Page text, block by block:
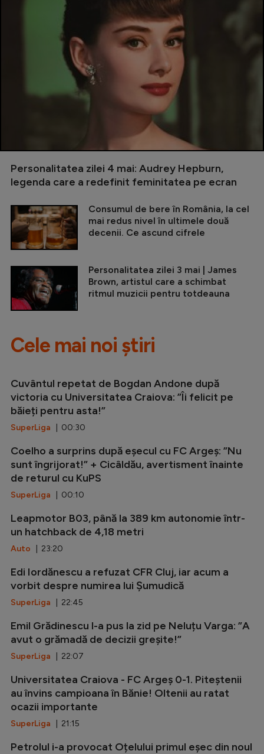
Personalitatea zilei 4 mai: Audrey Hepburn,
legenda care a redefinit feminitatea pe ecran
Consumul de bere în România, la cel
mai redus nivel în ultimele două
decenii. Ce ascund cifrele
Personalitatea zilei 3 mai | James
Brown, artistul care a schimbat
ritmul muzicii pentru totdeauna
Cele mai noi știri
Cuvântul repetat de Bogdan Andone după
victoria cu Universitatea Craiova: ”Îi felicit pe
băieți pentru asta!”
SuperLiga | 00:30
Coelho a surprins după eșecul cu FC Argeș: ”Nu
sunt îngrijorat!” + Cicâldău, avertisment înainte
de returul cu KuPS
SuperLiga | 00:10
Leapmotor B03, până la 389 km autonomie într-
un hatchback de 4,18 metri
Auto | 23:20
Edi Iordănescu a refuzat CFR Cluj, iar acum a
vorbit despre numirea lui Șumudică
SuperLiga | 22:45
Emil Grădinescu l-a pus la zid pe Neluțu Varga: ”A
avut o grămadă de decizii greșite!”
SuperLiga | 22:07
Universitatea Craiova - FC Argeș 0-1. Piteștenii
au învins campioana în Bănie! Oltenii au ratat
ocazii importante
SuperLiga | 21:15
Petrolul i-a provocat Oțelului primul eșec din noul